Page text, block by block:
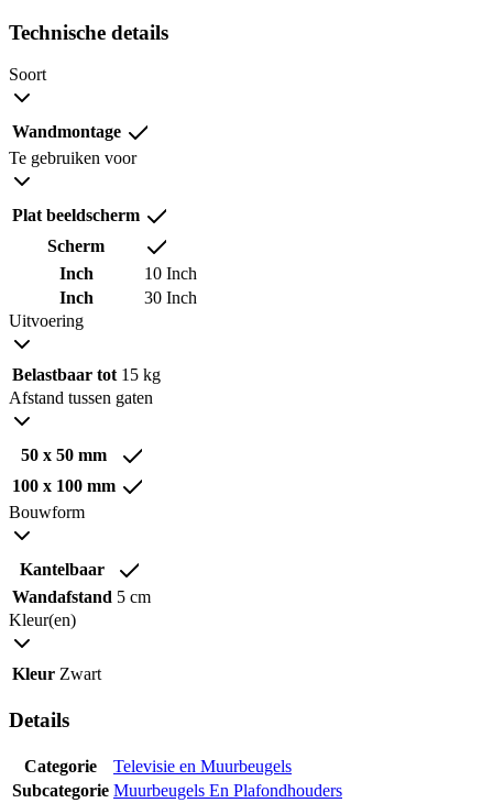
Technische details
Soort
Wandmontage
Te gebruiken voor
Plat beeldscherm
Scherm
Inch
10 Inch
Inch
30 Inch
Uitvoering
Belastbaar tot 15 kg
Afstand tussen gaten
50 x 50 mm
100 x 100 mm
Bouwform
Kantelbaar
Wandafstand 5 cm
Kleur(en)
Kleur Zwart
Details
Categorie
Televisie en Muurbeugels
Subcategorie Muurbeugels En Plafondhouders